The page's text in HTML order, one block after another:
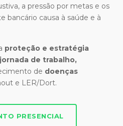
a pressão por metas e os
bancário causa à saúde e à
proteção e estratégia
jornada de trabalho,
de doenças
e LER/Dort.
PRESENCIAL